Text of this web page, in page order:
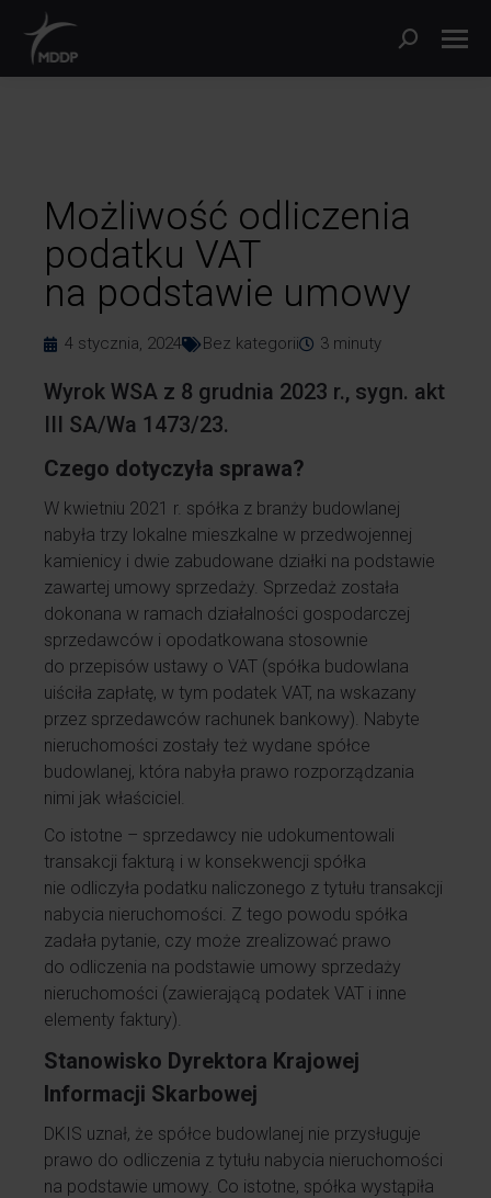
Możliwość odliczenia
podatku VAT
na podstawie umowy
4 stycznia, 2024 Bez kategorii 3 minuty
Wyrok WSA z 8 grudnia 2023 r., sygn. akt
III SA/Wa 1473/23.
Czego dotyczyła sprawa?
W kwietniu 2021 r. spółka z branży budowlanej
nabyła trzy lokalne mieszkalne w przedwojennej
kamienicy i dwie zabudowane działki na podstawie
zawartej umowy sprzedaży. Sprzedaż została
dokonana w ramach działalności gospodarczej
sprzedawców i opodatkowana stosownie
do przepisów ustawy o VAT (spółka budowlana
uiściła zapłatę, w tym podatek VAT, na wskazany
przez sprzedawców rachunek bankowy). Nabyte
nieruchomości zostały też wydane spółce
budowlanej, która nabyła prawo rozporządzania
nimi jak właściciel.
Co istotne – sprzedawcy nie udokumentowali
transakcji fakturą i w konsekwencji spółka
nie odliczyła podatku naliczonego z tytułu transakcji
nabycia nieruchomości. Z tego powodu spółka
zadała pytanie, czy może zrealizować prawo
do odliczenia na podstawie umowy sprzedaży
nieruchomości (zawierającą podatek VAT i inne
elementy faktury).
Stanowisko Dyrektora Krajowej
Informacji Skarbowej
DKIS uznał, że spółce budowlanej nie przysługuje
prawo do odliczenia z tytułu nabycia nieruchomości
na podstawie umowy. Co istotne, spółka wystąpiła